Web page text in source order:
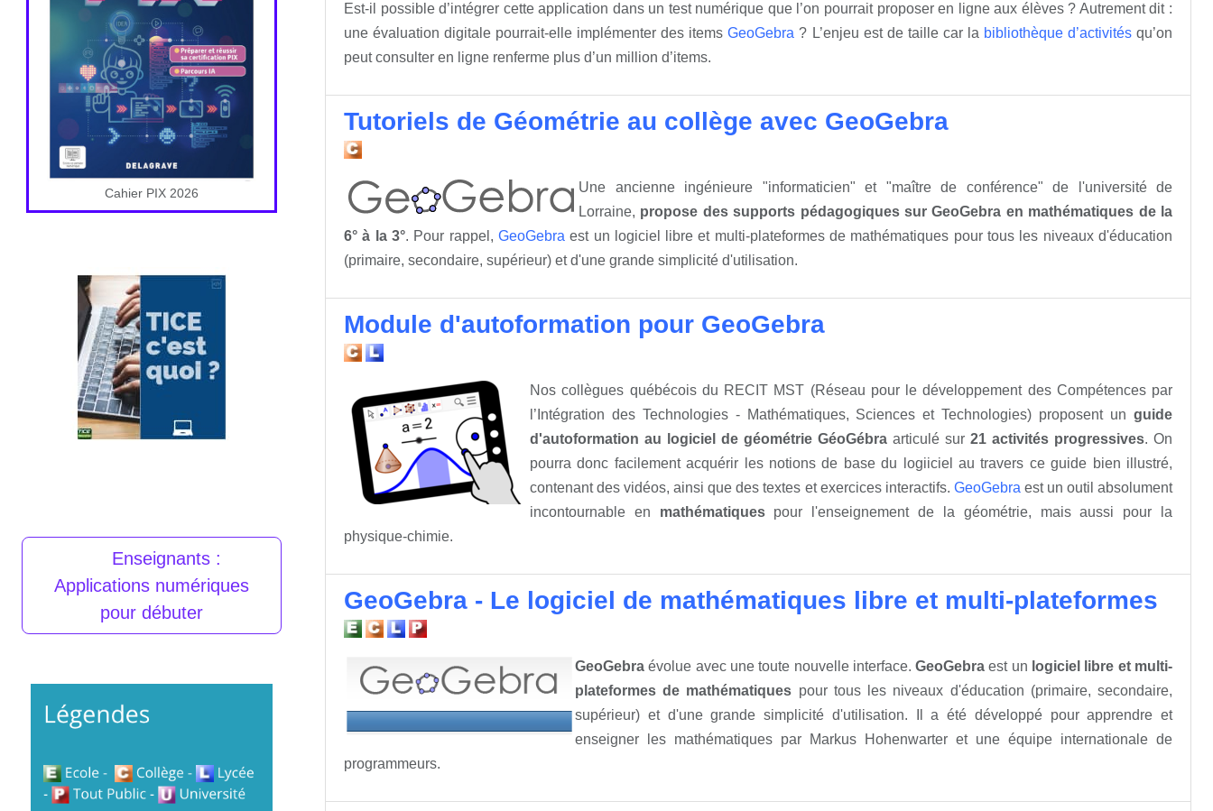
Cahier PIX 2026
Enseignants :
Applications numériques
pour débuter
Est-il possible d’intégrer cette application dans un test numérique que l’on pourrait proposer en ligne aux élèves ? Autrement dit :
une évaluation digitale pourrait-elle implémenter des itemsGeoGebra ? L’enjeu est de taille car la bibliothèque d’activitésqu’on
peut consulter en ligne renferme plus d’un million d’items.
Tutoriels de Géométrie au collège avec GeoGebra
Une ancienne ingénieure "informaticien" et "maître de conférence" de l'université de
Lorraine, propose des supports pédagogiques sur GeoGebra en mathématiques de la
6° à la 3°. Pour rappel, GeoGebra est un logiciel libre et multi-plateformes de mathématiques pour tous les niveaux d'éducation
(primaire, secondaire, supérieur) et d'une grande simplicité d'utilisation.
Module d'autoformation pour GeoGebra
Nos collègues québécois du RECIT MST (Réseau pour le développement des Compétences par
l’Intégration des Technologies - Mathématiques, Sciences et Technologies) proposent un guide
d'autoformation au logiciel de géométrie GéoGébra articulé sur 21 activités progressives. On
pourra donc facilement acquérir les notions de base du logiiciel au travers ce guide bien illustré,
contenant des vidéos, ainsi que des textes et exercices interactifs. GeoGebra est un outil absolument
incontournable en mathématiquespour l'enseignement de la géométrie, mais aussi pour la
physique-chimie.
GeoGebra - Le logiciel de mathématiques libre et multi-plateformes
GeoGebra évolue avec une toute nouvelle interface.GeoGebraest un logiciel libre et multi-
plateformes de mathématiques pour tous les niveaux d'éducation (primaire, secondaire,
supérieur) et d'une grande simplicité d'utilisation. Il a été développé pour apprendre et
enseigner les mathématiques par Markus Hohenwarter et une équipe internationale de
programmeurs.